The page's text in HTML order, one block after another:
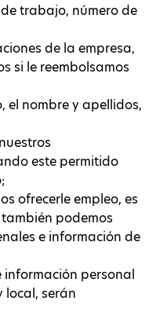
trabajo, número de
de la empresa,
si le reembolsamos
el nombre y apellidos,
este permitido
ofrecerle empleo, es
podemos
e información de
información personal
local, serán